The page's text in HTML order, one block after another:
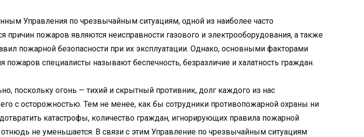
Управления по чрезвычайным ситуациям, одной из наиболее часто
причин пожаров являются неисправности газового и электрооборудования, а также
пожарной безопасности при их эксплуатации. Однако, основными факторами
пожаров специалисты называют беспечность, безразличие и халатность граждан.
поскольку огонь — тихий и скрытный противник, долг каждого из нас
его с осторожностью. Тем не менее, как бы сотрудники противопожарной охраны ни
катастрофы, количество граждан, игнорирующих правила пожарной
отнюдь не уменьшается. В связи с этим Управление по чрезвычайным ситуациям